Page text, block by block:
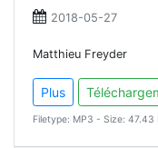
2018-05-27
Matthieu Freyder
Plus
Filetype: MP3 - Size: